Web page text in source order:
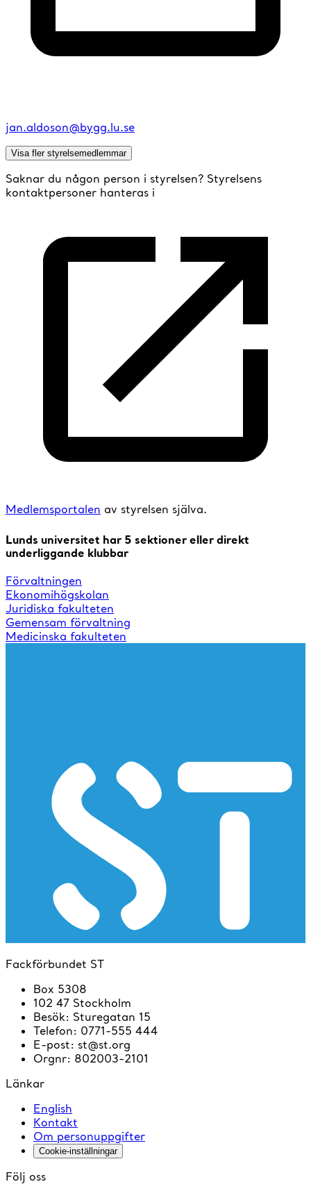
jan.aldoson@bygg.lu.se
Visa fler styrelsemedlemmar
Saknar du någon person i styrelsen? Styrelsens
kontaktpersoner hanteras i
Medlemsportalen av styrelsen själva.
Lunds universitet har 5 sektioner eller direkt
underliggande klubbar
Förvaltningen
Ekonomihögskolan
Juridiska fakulteten
Gemensam förvaltning
Medicinska fakulteten
Fackförbundet ST
Box 5308
102 47 Stockholm
Besök: Sturegatan 15
Telefon: 0771-555 444
E-post: st@st.org
Orgnr: 802003-2101
Länkar
English
Kontakt
Om personuppgifter
Cookie-inställningar
Följ oss